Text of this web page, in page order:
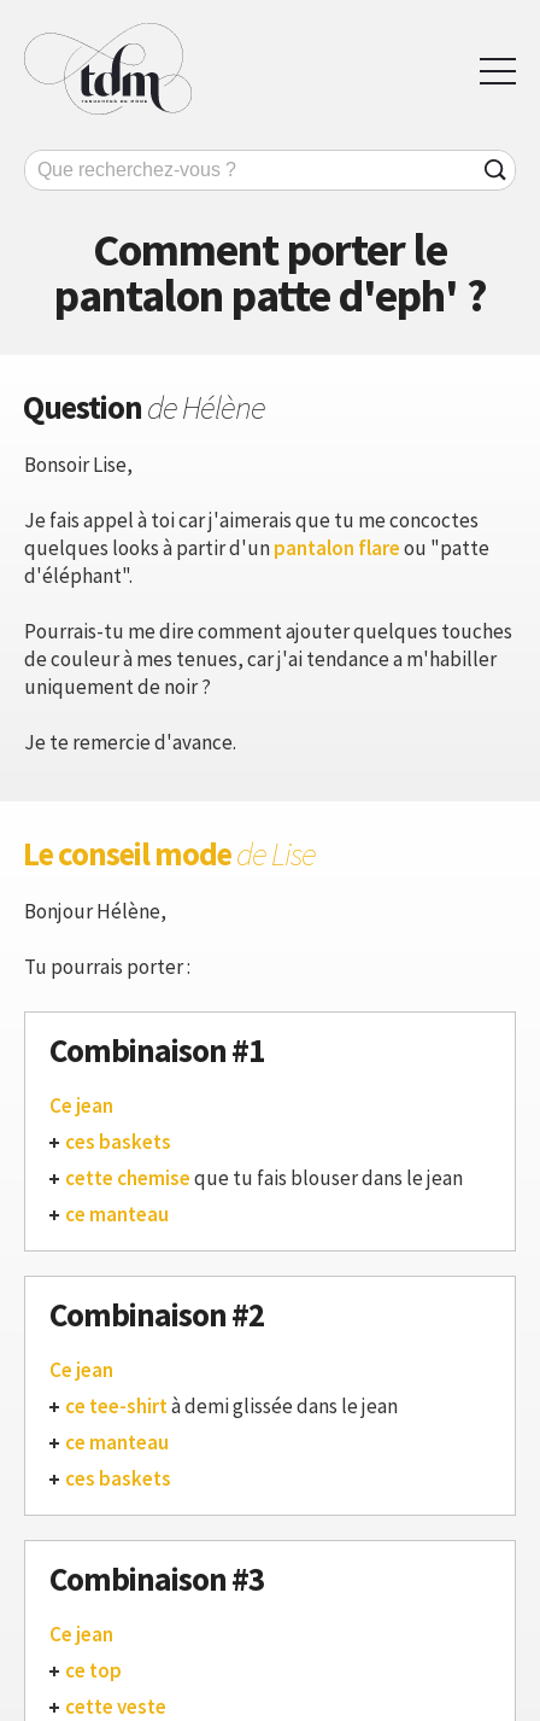
Comment porter le
pantalon patte d'eph' ?
Questionde Hélène
Bonsoir Lise,
Je fais appel à toi car j'aimerais que tu me concoctes
quelques looks à partir d'unpantalon flareou "patte
d'éléphant".
Pourrais-tu me dire comment ajouter quelques touches
de couleur à mes tenues, car j'ai tendance a m'habiller
uniquement de noir ?
Je te remercie d'avance.
Le conseil modede Lise
Bonjour Hélène,
Tu pourrais porter :
Combinaison #1
Ce jean
ces baskets
cette chemiseque tu fais blouser dans le jean
ce manteau
Combinaison #2
Ce jean
ce tee-shirtà demi glissée dans le jean
ce manteau
ces baskets
Combinaison #3
Ce jean
ce top
cette veste